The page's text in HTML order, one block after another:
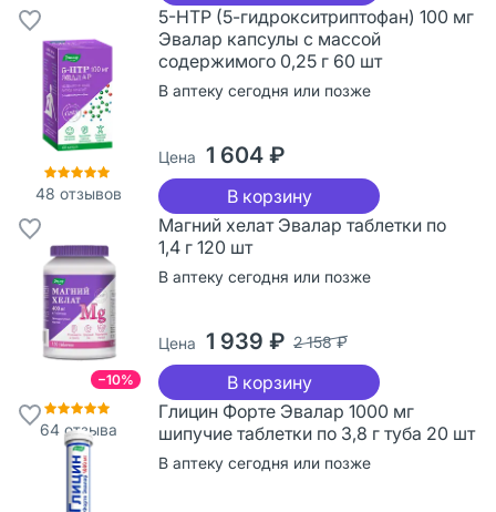
48 отзывов
5-НТР (5-гидрокситриптофан) 100 мг
Эвалар капсулы с массой
содержимого 0,25 г 60 шт
В аптеку сегодня или позже
Цена 1 604 ₽
В корзину
−10%
64 отзыва
Магний хелат Эвалар таблетки по
1,4 г 120 шт
В аптеку сегодня или позже
Цена 1 939 ₽ 2 158 ₽
В корзину
Глицин Форте Эвалар 1000 мг
шипучие таблетки по 3,8 г туба 20 шт
В аптеку сегодня или позже